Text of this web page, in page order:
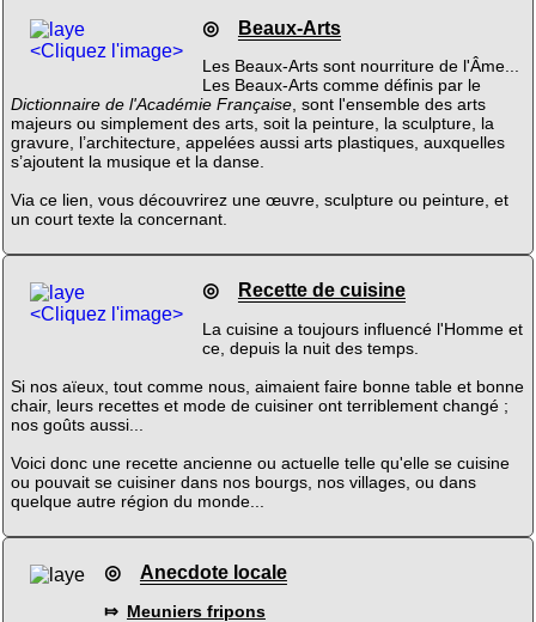
<Cliquez l'image>
◎ Beaux-Arts
Les Beaux-Arts sont nourriture de l'Âme...
Les Beaux-Arts comme définis par le
Dictionnaire de l'Académie Française, sont l'ensemble des arts
majeurs ou simplement des arts, soit la peinture, la sculpture, la
gravure, l’architecture, appelées aussi arts plastiques, auxquelles
s’ajoutent la musique et la danse.
Via ce lien, vous découvrirez une œuvre, sculpture ou peinture, et
un court texte la concernant.
<Cliquez l'image>
◎ Recette de cuisine
La cuisine a toujours influencé l'Homme et
ce, depuis la nuit des temps.
Si nos aïeux, tout comme nous, aimaient faire bonne table et bonne
chair, leurs recettes et mode de cuisiner ont terriblement changé ;
nos goûts aussi...
Voici donc une recette ancienne ou actuelle telle qu'elle se cuisine
ou pouvait se cuisiner dans nos bourgs, nos villages, ou dans
quelque autre région du monde...
◎ Anecdote locale
⤇ Meuniers fripons